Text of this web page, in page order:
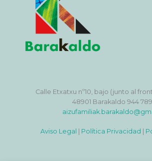
Calle Etxatxu nº10, bajo (junto al
48901 Barakaldo 944
Aviso Legal Política Privacidad